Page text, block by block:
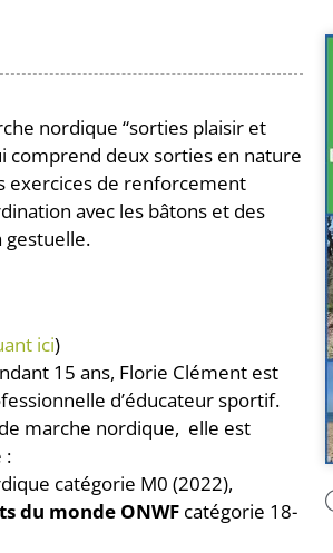
nordique “sorties plaisir et
comprend deux sorties en nature
exercices de renforcement
avec les bâtons et des
gestuelle.
ici)
15 ans, Florie Clément est
d’éducateur sportif.
marche nordique, elle est
:
catégorie M0 (2022),
du monde ONWF catégorie 18-